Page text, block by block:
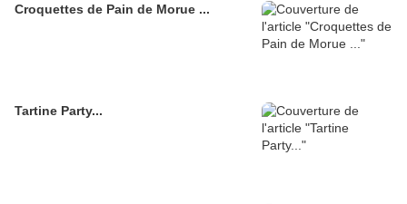
Croquettes de Pain de Morue ...
Tartine Party...